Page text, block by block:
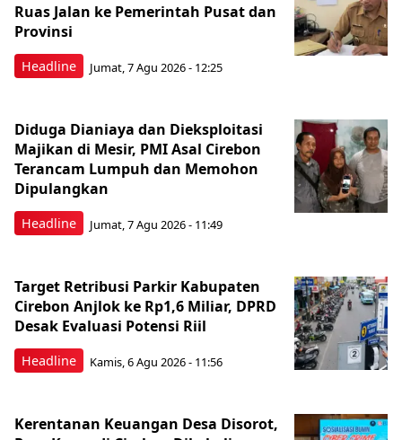
Headline
Ruas Jalan ke Pemerintah Pusat dan
Provinsi
Jumat, 7 Agu 2026 - 12:25
Headline
Diduga Dianiaya dan Dieksploitasi
Majikan di Mesir, PMI Asal Cirebon
Terancam Lumpuh dan Memohon
Dipulangkan
Jumat, 7 Agu 2026 - 11:49
Headline
Target Retribusi Parkir Kabupaten
Cirebon Anjlok ke Rp1,6 Miliar, DPRD
Desak Evaluasi Potensi Riil
Kamis, 6 Agu 2026 - 11:56
Kerentanan Keuangan Desa Disorot,